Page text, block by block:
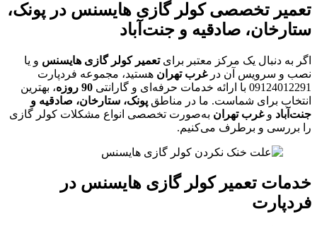
تعمیر تخصصی کولر گازی هایسنس در پونک،
ستارخان، صادقیه و جنت‌آباد
اگر به دنبال یک مرکز معتبر برایتعمیر کولر گازی هایسنس و یا
نصب و سرویس آن درغرب تهران هستید، مجموعه فردپارت
09124012291 با ارائه خدمات حرفه‌ای و گارانتی
90 روزه
، بهترین
انتخاب برای شماست. ما در مناطق پونک، ستارخان، صادقیه و
جنت‌آباد وغرب تهران به‌صورت تخصصی انواع مشکلات کولر گازی
را بررسی و برطرف می‌کنیم.
خدمات تعمیر کولر گازی هایسنس در
فردپارت